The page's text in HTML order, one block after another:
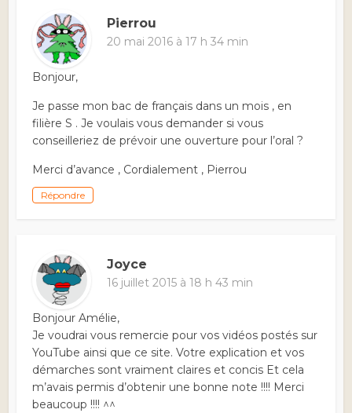
Pierrou
20 mai 2016 à 17 h 34 min
Bonjour,
Je passe mon bac de français dans un mois , en
filière S . Je voulais vous demander si vous
conseilleriez de prévoir une ouverture pour l’oral ?
Merci d’avance , Cordialement , Pierrou
Répondre
Joyce
16 juillet 2015 à 18 h 43 min
Bonjour Amélie,
Je voudrai vous remercie pour vos vidéos postés sur
YouTube ainsi que ce site. Votre explication et vos
démarches sont vraiment claires et concis Et cela
m’avais permis d’obtenir une bonne note !!!! Merci
beaucoup !!!! ^^